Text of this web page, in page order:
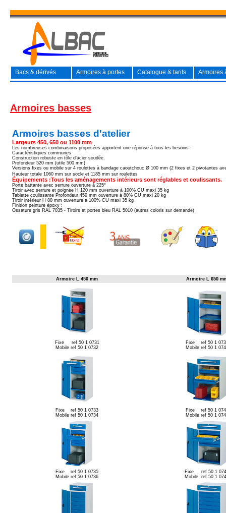
Bacs & dérivés Armoires à portes Catalogue & tarifs Armoires
Armoires basses
Armoires basses d'atelier
Largeurs 450, 650 ou 1100 mm
Les nombreuses combinaisons proposées apportent une réponse à tous les besoins .
Caractéristiques communes
Construction robuste en tôle d’acier soudée.
Profondeur 520 mm (utile 500 mm)
Versions fixes ou mobile sur 4 roulettes à bandage caoutchouc Ø 100 mm (2 fixes et 2 pivotantes
Hauteur totale 1060 mm sur socle et 1185 mm sur roulettes
Équipements :Tous les aménagements intérieurs sont réglables et coulissants.
Porte battante avec serrure ouverture à 225°
Tiroir avec serrure et poignée H 120 mm ouverture à 100% CU maxi 35 kg
Tablette coulissante Profondeur 450 mm ouverture à 80% CU maxi 20 kg
Tiroir intérieur H 80 mm ouverture à 100% CU maxi 35 kg
Finition peinture époxy :
Ossature gris RAL 7035 - Tiroirs et portes bleu RAL 5010 (autres coloris sur demande)
Armoire L 450 mm Armoire L 650
Fixe ref 50 1 0731
Mobile ref 50 1 0732
Fixe ref 50 1
Mobile ref 50 1
Fixe ref 50 1 0733
Mobile ref 50 1 0734
Fixe ref 50 1
Mobile ref 50 1
Fixe ref 50 1 0735
Mobile ref 50 1 0736
Fixe ref 50 1
Mobile ref 50 1